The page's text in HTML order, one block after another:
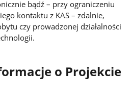
bądź – przy ograniczeniu
kontaktu z KAS – zdalnie,
czy prowadzonej działalności
o Projekcie